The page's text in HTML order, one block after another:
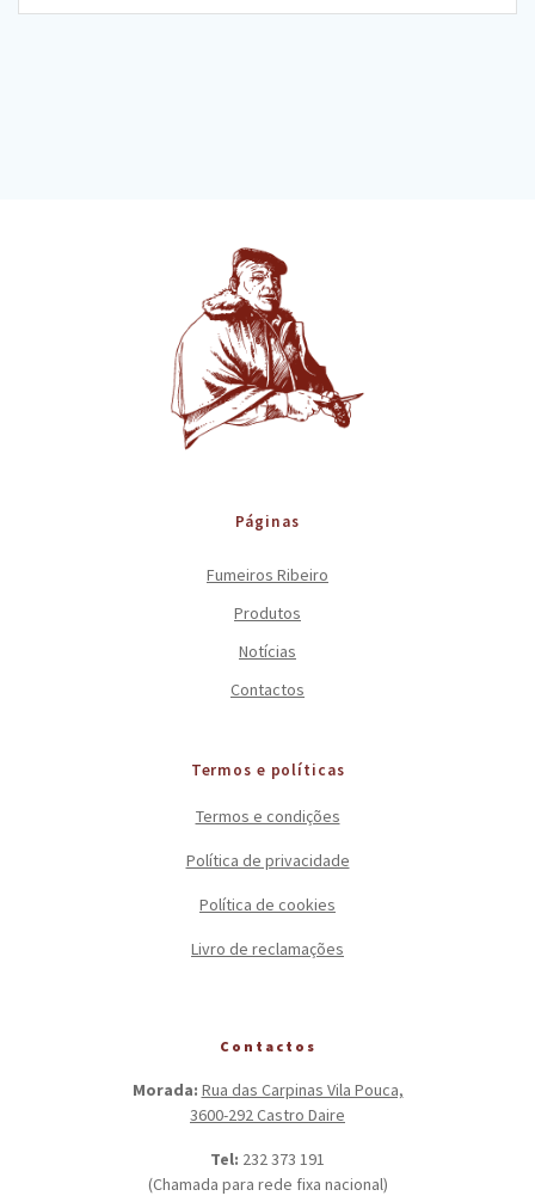
Páginas
Fumeiros Ribeiro
Produtos
Notícias
Contactos
Termos e políticas
Termos e condições
Política de privacidade
Política de cookies
Livro de reclamações
Contactos
Morada: Rua das Carpinas Vila Pouca,
3600-292 Castro Daire
Tel: 232 373 191
(Chamada para rede fixa nacional)